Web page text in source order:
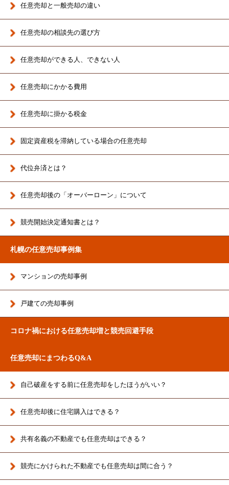
任意売却と一般売却の違い
任意売却の相談先の選び方
任意売却ができる人、できない人
任意売却にかかる費用
任意売却に掛かる税金
固定資産税を滞納している場合の任意売却
代位弁済とは？
任意売却後の「オーバーローン」について
競売開始決定通知書とは？
札幌の任意売却事例集
マンションの売却事例
戸建ての売却事例
コロナ禍における任意売却増と競売回避手段
任意売却にまつわるQ&A
自己破産をする前に任意売却をしたほうがいい？
任意売却後に住宅購入はできる？
共有名義の不動産でも任意売却はできる？
競売にかけられた不動産でも任意売却は間に合う？